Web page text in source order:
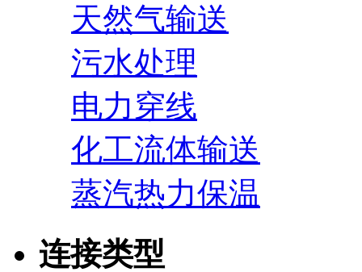
天然气输送
污水处理
电力穿线
化工流体输送
蒸汽热力保温
连接类型